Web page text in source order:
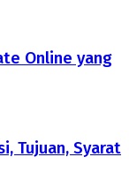
Online yang
Tujuan, Syarat